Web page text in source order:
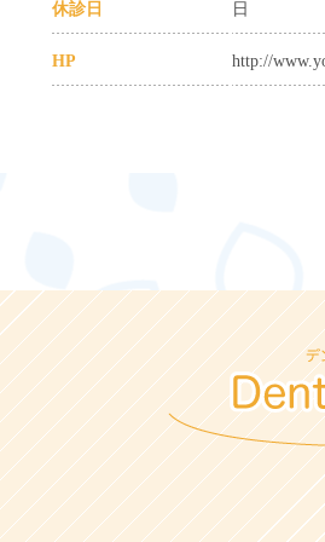
休診日 日
HP http://